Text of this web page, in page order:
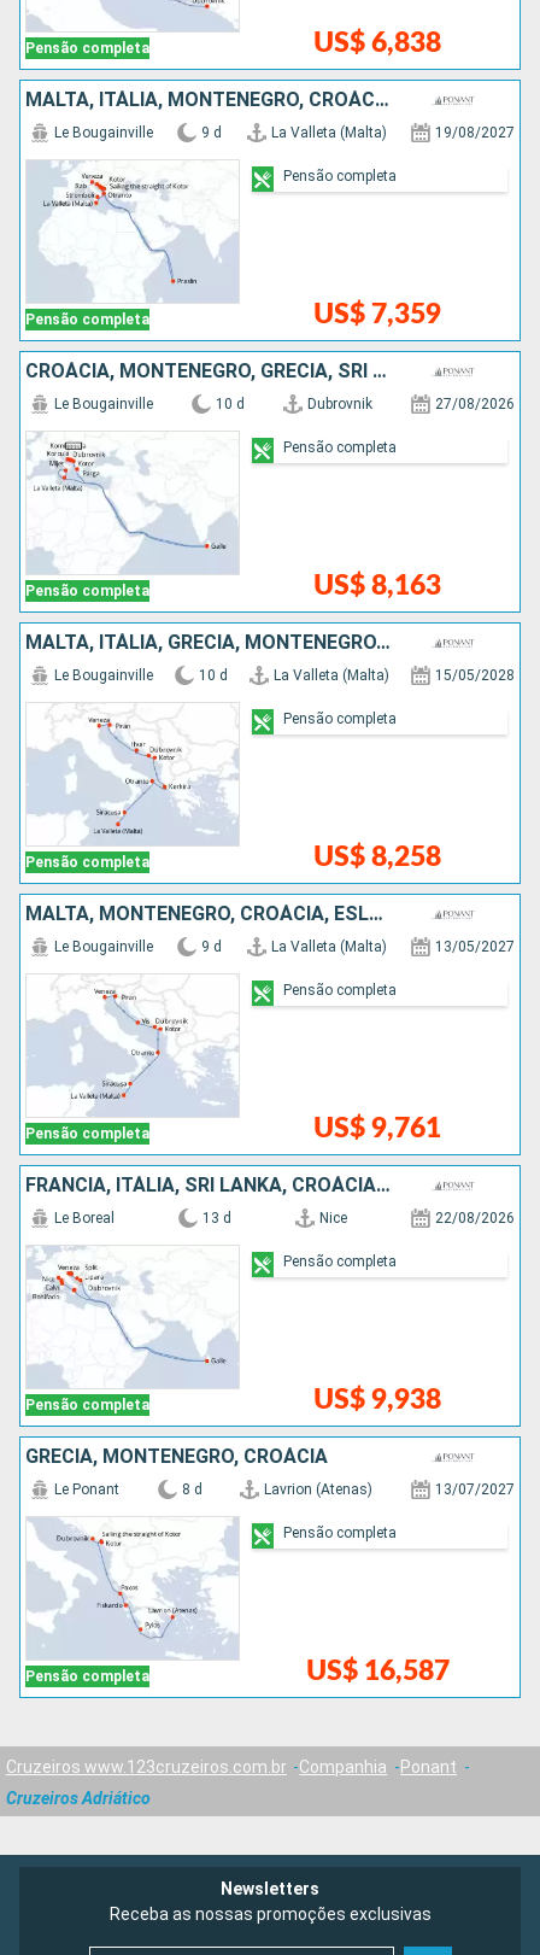
Pensão completa US$ 6,838
MALTA, ITÁLIA, MONTENEGRO, CROÁCIA, SEYCHELLES
Pensão completa
Le Bougainville 9 d La Valleta (Malta) 19/08/2027
US$ 7,359
Pensão completa
CROÁCIA, MONTENEGRO, GRÉCIA, SRI LANKA, ITÁLIA, MALTA
Pensão completa
Le Bougainville 10 d Dubrovnik 27/08/2026
US$ 8,163
Pensão completa
MALTA, ITÁLIA, GRÉCIA, MONTENEGRO, CROÁCIA, ESLOVÃNIA
Pensão completa
Le Bougainville 10 d La Valleta (Malta) 15/05/2028
US$ 8,258
Pensão completa
MALTA, MONTENEGRO, CROÁCIA, ESLOVÃNIA, ITÁLIA
Pensão completa
Le Bougainville 9 d La Valleta (Malta) 13/05/2027
US$ 9,761
Pensão completa
FRANCIA, ITÁLIA, SRI LANKA, CROÁCIA, ESLOVÃNIA
Pensão completa
Le Boreal 13 d Nice 22/08/2026
US$ 9,938
Pensão completa
GRÉCIA, MONTENEGRO, CROÁCIA
Pensão completa
Le Ponant 8 d Lavrion (Atenas) 13/07/2027
US$ 16,587
Pensão completa
Cruzeiros www.123cruzeiros.com.br Companhia
Ponant
Cruzeiros Adriático
Newsletters
Receba as nossas promoções exclusivas